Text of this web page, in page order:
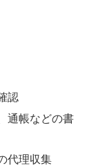
認
通帳などの書
代理収集